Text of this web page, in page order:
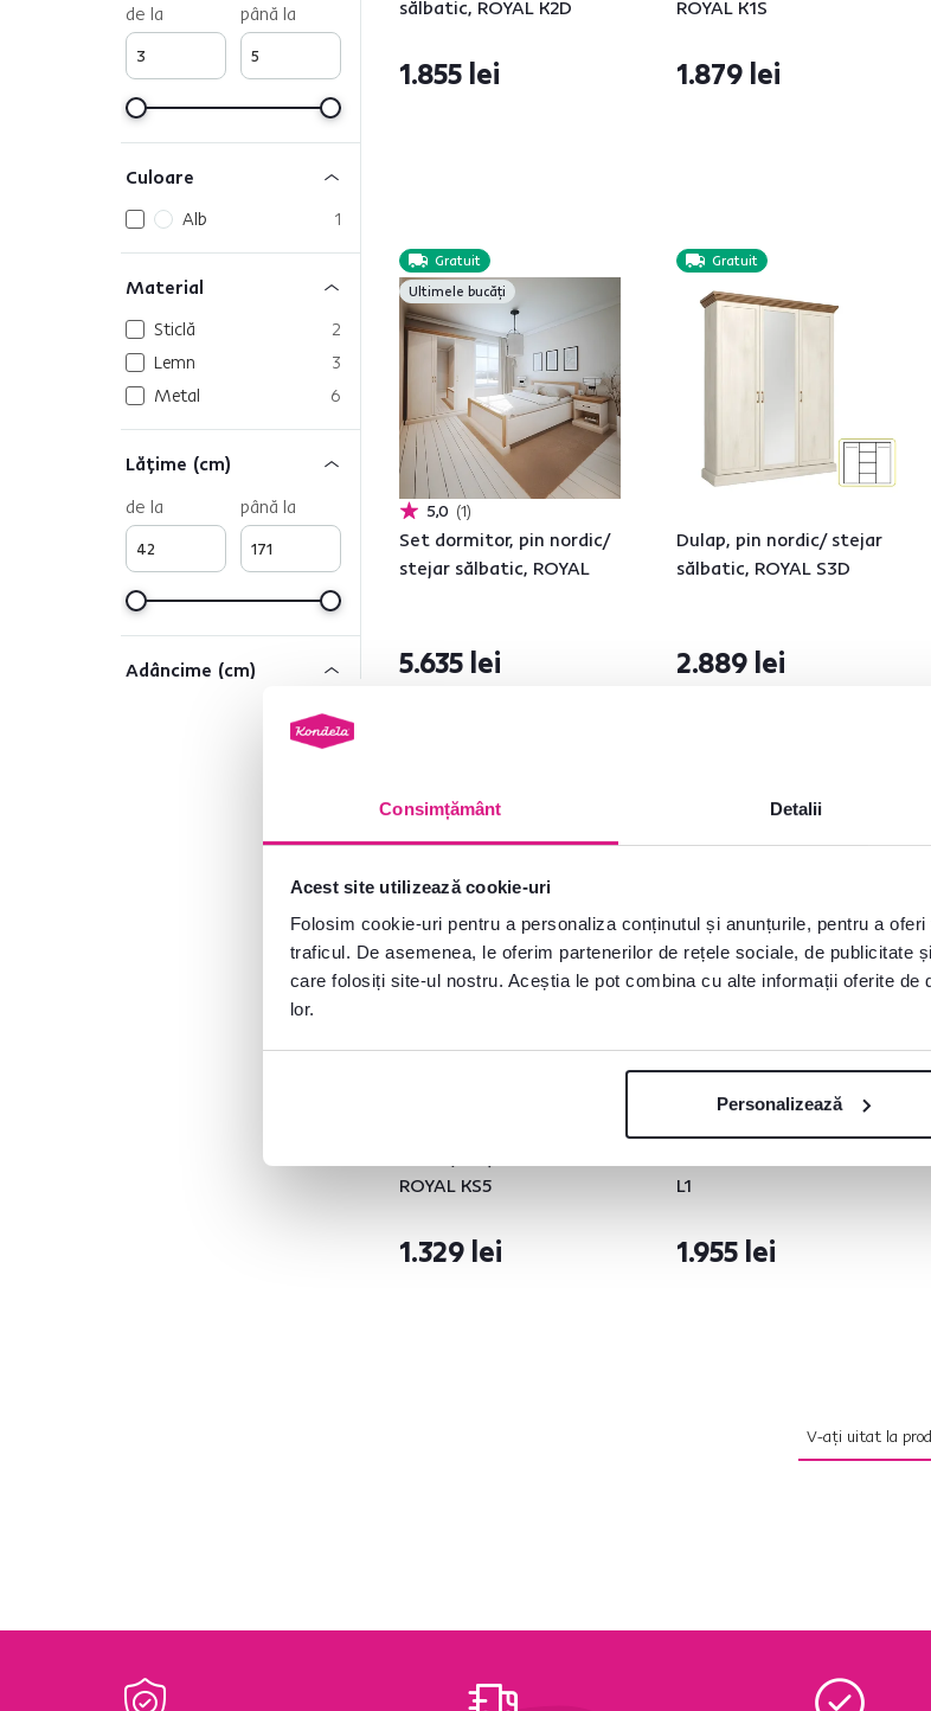
Consimțământ Detalii
Acest site utilizează cookie-uri
Folosim cookie-uri pentru a personaliza conținutul și anunțurile, pentru a
traficul. De asemenea, le oferim partenerilor de rețele sociale, de publicitate
care folosiți site-ul nostru. Aceștia le pot combina cu alte informații oferite
lor.
Personalizează
de la
până la
Culoare
Alb 1
Material
Sticlă
2
Lemn
3
Metal
6
Lăţime (cm)
de la
până la
Adâncime (cm)
până la
Decoraţiuni
sălbatic, ROYAL K2D
1.855 lei
ROYAL K1S
1.879 lei
Gratuit
Ultimele bucăți
5,0 1
Set dormitor, pin nordic/
stejar sălbatic, ROYAL
5.635 lei
Gratuit
Dulap, pin nordic/ stejar
sălbatic, ROYAL S3D
2.889 lei
ROYAL KS5
1.329 lei
Gratuit
L1
1.955 lei
V-ați uitat la